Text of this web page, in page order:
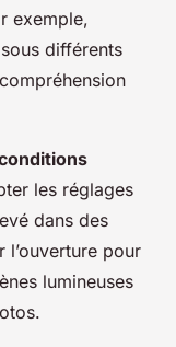
exemple,
différents
les réglages
dans des
l’ouverture pour
lumineuses